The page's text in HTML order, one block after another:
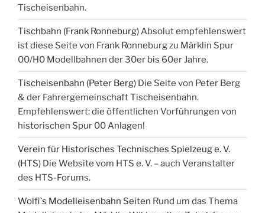
Tischeisenbahn.
Tischbahn (Frank Ronneburg)Absolut empfehlenswert
ist diese Seite von Frank Ronneburg zu Märklin Spur
00/H0 Modellbahnen der 30er bis 60er Jahre.
Tischeisenbahn (Peter Berg) Die Seite von Peter Berg
& der Fahrergemeinschaft Tischeisenbahn.
Empfehlenswert: die öffentlichen Vorführungen von
historischen Spur 00 Anlagen!
Verein für Historisches Technisches Spielzeug e. V.
(HTS) Die Website vom HTS e. V. – auch Veranstalter
des HTS-Forums.
Wolfi`s Modelleisenbahn Seiten Rund um das Thema